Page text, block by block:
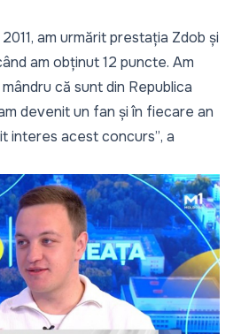
am urmărit prestația Zdob și
am obținut 12 puncte. Am
că sunt din Republica
devenit un fan și în fiecare an
interes acest concurs”, a